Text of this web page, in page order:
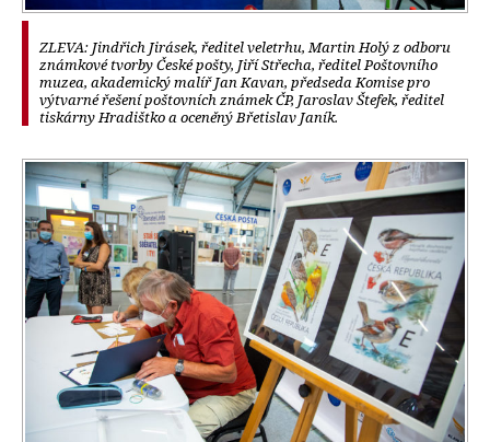
ZLEVA: Jindřich Jirásek, ředitel veletrhu, Martin Holý z odboru
známkové tvorby České pošty, Jiří Střecha, ředitel Poštovního
muzea, akademický malíř Jan Kavan, předseda Komise pro
výtvarné řešení poštovních známek ČP, Jaroslav Štefek, ředitel
tiskárny Hradištko a oceněný Břetislav Janík.